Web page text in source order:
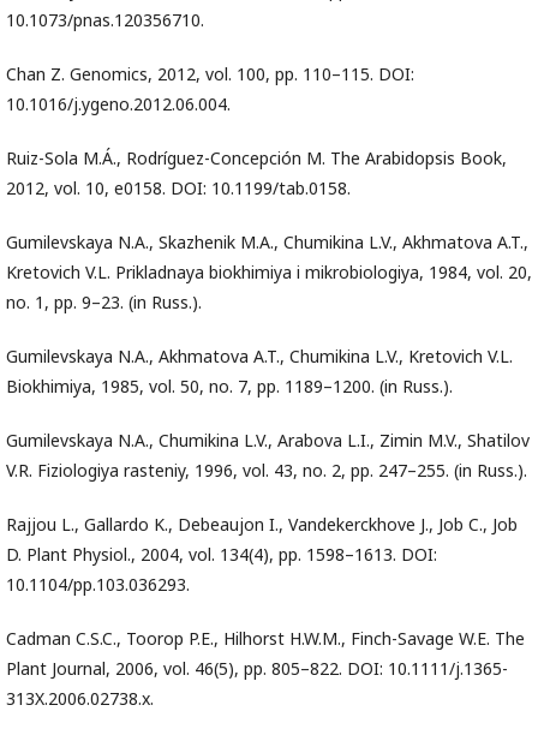
10.1073/pnas.120356710.
Chan Z. Genomics, 2012, vol. 100, pp. 110–115. DOI:
10.1016/j.ygeno.2012.06.004.
Ruiz-Sola M.Á., Rodríguez-Concepción M. The Arabidopsis Book,
2012, vol. 10, e0158. DOI: 10.1199/tab.0158.
Gumilevskaya N.A., Skazhenik M.A., Chumikina L.V., Akhmatova A.T.,
Kretovich V.L. Prikladnaya biokhimiya i mikrobiologiya, 1984, vol. 20,
no. 1, pp. 9–23. (in Russ.).
Gumilevskaya N.A., Akhmatova A.T., Chumikina L.V., Kretovich V.L.
Biokhimiya, 1985, vol. 50, no. 7, pp. 1189–1200. (in Russ.).
Gumilevskaya N.A., Chumikina L.V., Arabova L.I., Zimin M.V., Shatilov
V.R. Fiziologiya rasteniy, 1996, vol. 43, no. 2, pp. 247–255. (in Russ.).
Rajjou L., Gallardo K., Debeaujon I., Vandekerckhove J., Job C., Job
D. Plant Physiol., 2004, vol. 134(4), pp. 1598–1613. DOI:
10.1104/pp.103.036293.
Cadman C.S.C., Toorop P.E., Hilhorst H.W.M., Finch-Savage W.E. The
Plant Journal, 2006, vol. 46(5), pp. 805–822. DOI: 10.1111/j.1365-
313X.2006.02738.x.